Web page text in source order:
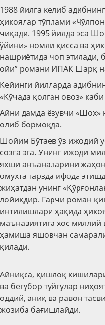
1988 йилга келиб
ҳикоялар тўплами
чиқади. 1995 йилда эса
ўйини» номли қисса ва
нашриётида чоп этилади,
ойи” романи ИПАК Шарқ
Кейинги йилларда
«Кўчада қолган овоз»
Айни дамда ёзувчи
олиб бормоқда.
Шойим Бўтаев ўз ижодий
созга эга. Унинг ижоди
яхши анъаналарини
омухта тарзда ифода
жиҳатдан унинг
лойиқдир. Гарчи роман
интилишлари ҳақида
маънавиятига хос миллий
ҳамиша яшовчан
қилади.
Айниқса, қишлоқ
ва беғубор туйғулар
оддий, аниқ ва равон
жозиба бағишлайди.